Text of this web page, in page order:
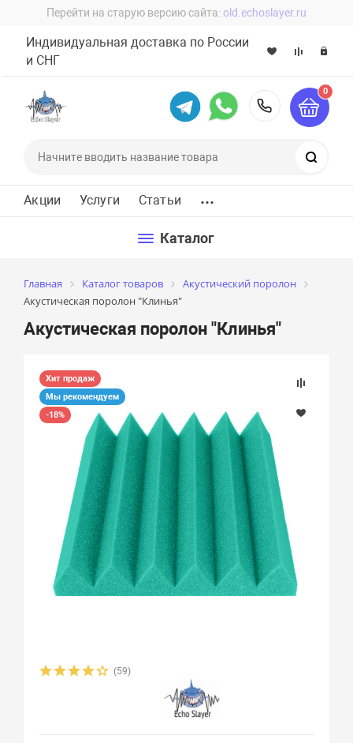
Перейти на старую версию сайта: old.echoslayer.ru
Индивидуальная доставка по России
и СНГ
8 (800)
0
Акции Услуги Статьи ...
Каталог
Главная Каталог товаров
Акустический поролон
Акустическая поролон "Клинья"
Акустическая поролон "Клинья"
Хит продаж
Мы рекомендуем
-18%
(59)